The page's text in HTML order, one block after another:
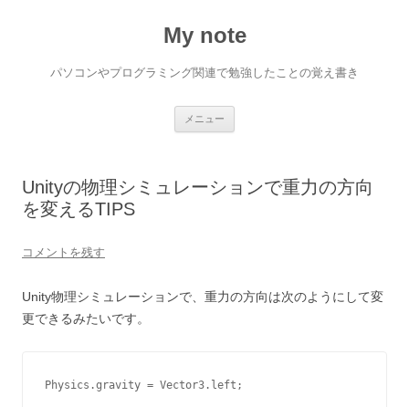
My note
パソコンやプログラミング関連で勉強したことの覚え書き
メニュー
ス
Unityの物理シミュレーションで重力の方向
を変えるTIPS
コメントを残す
Unity物理シミュレーションで、重力の方向は次のようにして変
更できるみたいです。
Physics.gravity = Vector3.left;